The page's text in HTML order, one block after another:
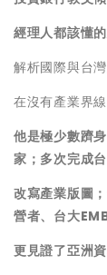
經理人都該懂
解析國際與台
在沒有產業界
他是極少數躋
家；多次完成
改寫產業版圖
營者、台大
更見證了亞洲